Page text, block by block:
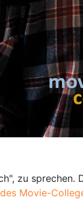
zu sprechen.
Movie-